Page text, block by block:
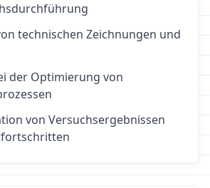
technischen Zeichnungen und
der Optimierung von
von Versuchsergebnissen